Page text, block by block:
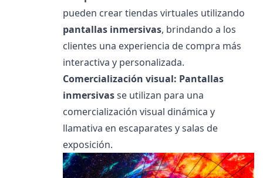
pueden crear tiendas virtuales utilizando
pantallas inmersivas, brindando a los
clientes una experiencia de compra más
interactiva y personalizada.
Comercialización visual: Pantallas
inmersivasse utilizan para una
comercialización visual dinámica y
llamativa en escaparates y salas de
exposición.